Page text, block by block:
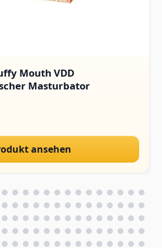
Mouth VDD
Masturbator
ansehen